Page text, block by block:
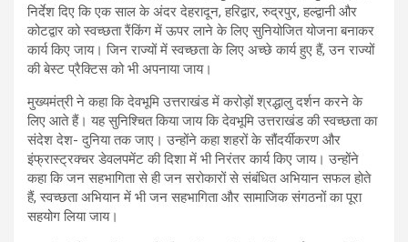
निर्देश दिए कि एक साल के अंदर देहरादून, हरिद्वार, रुद्रपुर, हल्द्वानी और
कोटद्वार को स्वच्छता रैंकिंग में ऊपर लाने के लिए सुनियोजित योजना बनाकर
कार्य किए जाय। जिन राज्यों में स्वच्छता के लिए अच्छे कार्य हुए हैं, उन राज्यों
की बेस्ट प्रैक्टिस को भी अपनाया जाय।
मुख्यमंत्री ने कहा कि देवभूमि उत्तराखंड में करोड़ों श्रद्धालु दर्शन करने के
लिए आते हैं। यह सुनिश्चित किया जाय कि देवभूमि उत्तराखंड की स्वच्छता का
संदेश देश- दुनिया तक जाए। उन्होंने कहा शहरों के सौंदर्यीकरण और
इंफ्रास्ट्रक्चर डेवलपमेंट की दिशा में भी निरंतर कार्य किए जाय। उन्होंने
कहा कि जन सहभागिता से ही जन सरोकारों से संबंधित अभियान सफल होते
हैं, स्वच्छता अभियान में भी जन सहभागिता और सामाजिक संगठनों का पूरा
सहयोग लिया जाय।